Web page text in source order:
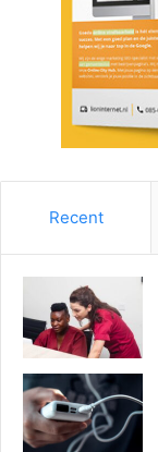
Recent